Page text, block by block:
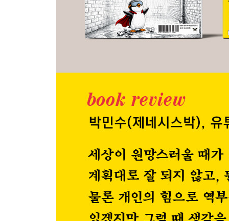
레버리지로 수익을 키우려 하지 말자_ 181
ranker channel 9
인맥을 자랑하지 말자_ 185
부자가 되려면 탈출자가 되어라_ 191
부자 복사하기: “성공한 사람의 루트”부터 베껴라_
ranker channel 2
부자가 되지 못하는 사람들의 공통 구조: 돈이 남지
돈이 당신 대신 일하게 만들어라_ 206
ranker channel 4